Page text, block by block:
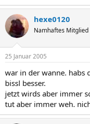
hexe0120
Namhaftes Mitglied
25 Januar 2005
war in der wanne. habs
bissl besser.
jetzt wirds aber immer
tut aber immer weh.